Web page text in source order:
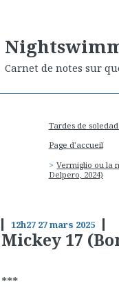
Carnet de notes sur
Tardes de
Page d'accueil
Vermiglio ou la
Delpero, 2024)
12h27 27mars 2025
Mickey 17
***